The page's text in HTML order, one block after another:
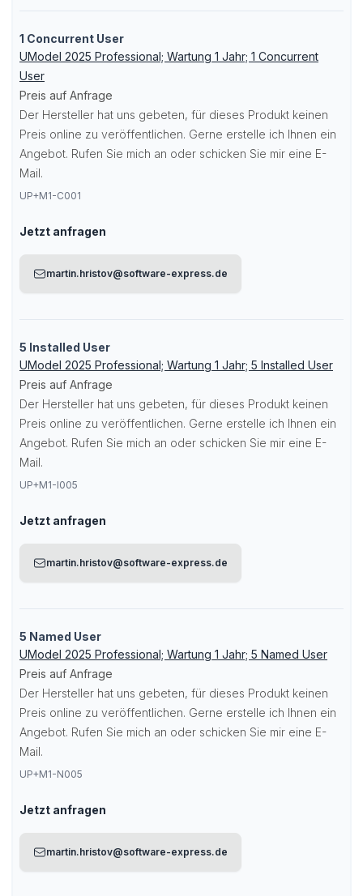
1 Concurrent User
UModel 2025 Professional; Wartung 1 Jahr; 1 Concurrent
User
Preis auf Anfrage
Der Hersteller hat uns gebeten, für dieses Produkt keinen
Preis online zu veröffentlichen. Gerne erstelle ich Ihnen ein
Angebot. Rufen Sie mich an oder schicken Sie mir eine E-
Mail.
UP+M1-C001
Jetzt anfragen
martin.hristov@software-express.de
5 Installed User
UModel 2025 Professional; Wartung 1 Jahr; 5 Installed User
Preis auf Anfrage
Der Hersteller hat uns gebeten, für dieses Produkt keinen
Preis online zu veröffentlichen. Gerne erstelle ich Ihnen ein
Angebot. Rufen Sie mich an oder schicken Sie mir eine E-
Mail.
UP+M1-I005
Jetzt anfragen
martin.hristov@software-express.de
5 Named User
UModel 2025 Professional; Wartung 1 Jahr; 5 Named User
Preis auf Anfrage
Der Hersteller hat uns gebeten, für dieses Produkt keinen
Preis online zu veröffentlichen. Gerne erstelle ich Ihnen ein
Angebot. Rufen Sie mich an oder schicken Sie mir eine E-
Mail.
UP+M1-N005
Jetzt anfragen
martin.hristov@software-express.de